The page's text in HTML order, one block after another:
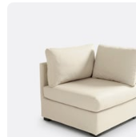
place
633,35